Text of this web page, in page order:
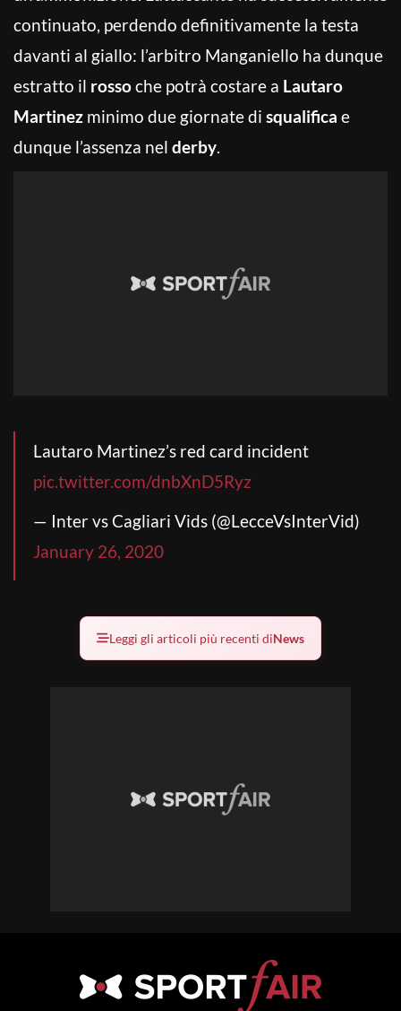
continuato, perdendo definitivamente la testa
davanti al giallo: l’arbitro Manganiello ha dunque
estratto il rossoche potrà costare a Lautaro
Martinez minimo due giornate di squalifica e
dunque l’assenza nel derby.
Lautaro Martinez’s red card incident
pic.twitter.com/dnbXnD5Ryz
— Inter vs Cagliari Vids (@LecceVsInterVid)
January 26, 2020
Leggi gli articoli più recenti diNews